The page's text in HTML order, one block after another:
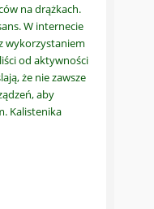
na drążkach.
W internecie
wykorzystaniem
od aktywności
że nie zawsze
aby
Kalistenika